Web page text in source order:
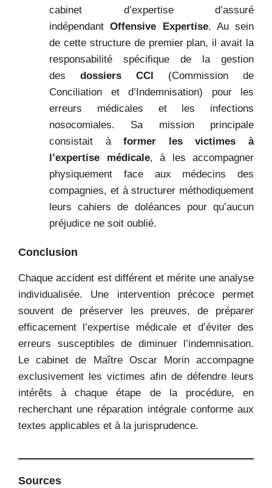
cabinet d’expertise d’assuré
indépendantOffensive Expertise. Au sein
de cette structure de premier plan, il avait la
responsabilité spécifique de la gestion
des dossiers CCI (Commission de
Conciliation et d’Indemnisation) pour les
erreurs médicales et les infections
nosocomiales. Sa mission principale
consistait àformer les victimes à
l’expertise médicale, à les accompagner
physiquement face aux médecins des
compagnies, et à structurer méthodiquement
leurs cahiers de doléances pour qu’aucun
préjudice ne soit oublié.
Conclusion
Chaque accident est différent et mérite une analyse
individualisée. Une intervention précoce permet
souvent de préserver les preuves, de préparer
efficacement l’expertise médicale et d’éviter des
erreurs susceptibles de diminuer l’indemnisation.
Le cabinet de Maître Oscar Morin accompagne
exclusivement les victimes afin de défendre leurs
intérêts à chaque étape de la procédure, en
recherchant une réparation intégrale conforme aux
textes applicables et à la jurisprudence.
Sources